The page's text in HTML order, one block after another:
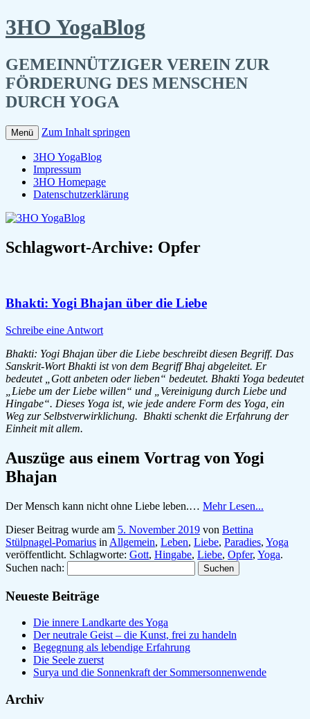
3HO YogaBlog
GEMEINNÜTZIGER VEREIN ZUR
FÖRDERUNG DES MENSCHEN
DURCH YOGA
Menü Zum Inhalt springen
3HO YogaBlog
Impressum
3HO Homepage
Datenschutzerklärung
Schlagwort-Archive: Opfer
Bhakti: Yogi Bhajan über die Liebe
Schreibe eine Antwort
Bhakti: Yogi Bhajan über die Liebe beschreibt diesen Begriff. Das
Sanskrit-Wort Bhakti ist von dem Begriff Bhaj abgeleitet. Er
bedeutet „Gott anbeten oder lieben“ bedeutet. Bhakti Yoga bedeutet
„Liebe um der Liebe willen“ und „Vereinigung durch Liebe und
Hingabe“. Dieses Yoga ist, wie jede andere Form des Yoga, ein
Weg zur Selbstverwirklichung. Bhakti schenkt die Erfahrung der
Einheit mit allem.
Auszüge aus einem Vortrag von Yogi
Bhajan
Der Mensch kann nicht ohne Liebe leben.… Mehr Lesen...
Dieser Beitrag wurde am 5. November 2019 von Bettina
Stülpnagel-Pomarius in Allgemein, Leben, Liebe, Paradies, Yoga
veröffentlicht. Schlagworte: Gott, Hingabe, Liebe, Opfer, Yoga.
Suchen nach:
Neueste Beiträge
Die innere Landkarte des Yoga
Der neutrale Geist – die Kunst, frei zu handeln
Begegnung als lebendige Erfahrung
Die Seele zuerst
Surya und die Sonnenkraft der Sommersonnenwende
Archiv